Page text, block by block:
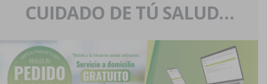
Nuestro equipo
Servicios y reservas
Pedidos express
Blog
CUIDADO DE TÚ SALUD…